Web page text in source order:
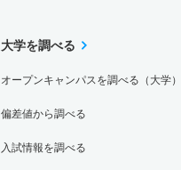
大学を調べる
オープンキャンパスを調べる（大学）
偏差値から調べる
入試情報を調べる